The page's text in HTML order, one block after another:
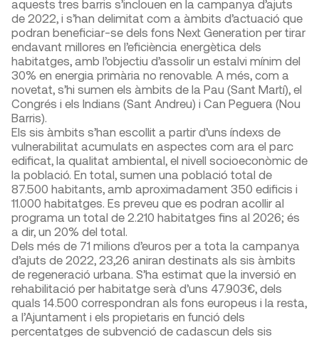
aquests tres barris s’inclouen en la campanya d’ajuts
de 2022, i s’han delimitat com a àmbits d’actuació que
podran beneficiar-se dels fons Next Generation per tirar
endavant millores en l’eficiència energètica dels
habitatges, amb l’objectiu d’assolir un estalvi mínim del
30% en energia primària no renovable. A més, com a
novetat, s’hi sumen els àmbits de la Pau (Sant Martí), el
Congrés i els Indians (Sant Andreu) i Can Peguera (Nou
Barris).
Els sis àmbits s’han escollit a partir d’uns índexs de
vulnerabilitat acumulats en aspectes com ara el parc
edificat, la qualitat ambiental, el nivell socioeconòmic de
la població. En total, sumen una població total de
87.500 habitants, amb aproximadament 350 edificis i
11.000 habitatges. Es preveu que es podran acollir al
programa un total de 2.210 habitatges fins al 2026; és
a dir, un 20% del total.
Dels més de 71 milions d’euros per a tota la campanya
d’ajuts de 2022, 23,26 aniran destinats als sis àmbits
de regeneració urbana. S’ha estimat que la inversió en
rehabilitació per habitatge serà d’uns 47.903€, dels
quals 14.500 correspondran als fons europeus i la resta,
a l’Ajuntament i els propietaris en funció dels
percentatges de subvenció de cadascun dels sis